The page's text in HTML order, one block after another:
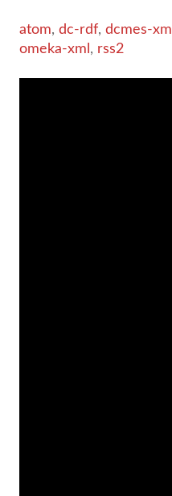
atom, dc-rdf, dcmes-xml
omeka-xml , rss2